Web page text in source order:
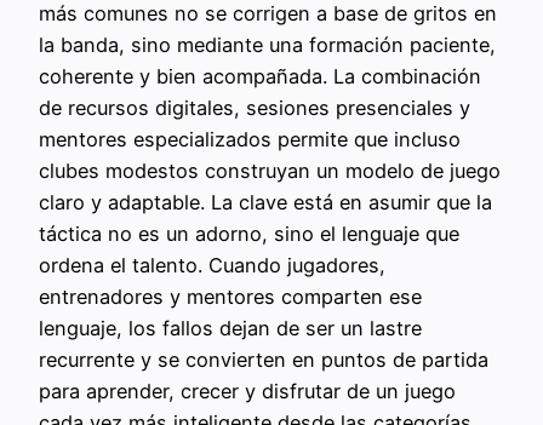
más comunes no se corrigen a base de gritos en
la banda, sino mediante una formación paciente,
coherente y bien acompañada. La combinación
de recursos digitales, sesiones presenciales y
mentores especializados permite que incluso
clubes modestos construyan un modelo de juego
claro y adaptable. La clave está en asumir que la
táctica no es un adorno, sino el lenguaje que
ordena el talento. Cuando jugadores,
entrenadores y mentores comparten ese
lenguaje, los fallos dejan de ser un lastre
recurrente y se convierten en puntos de partida
para aprender, crecer y disfrutar de un juego